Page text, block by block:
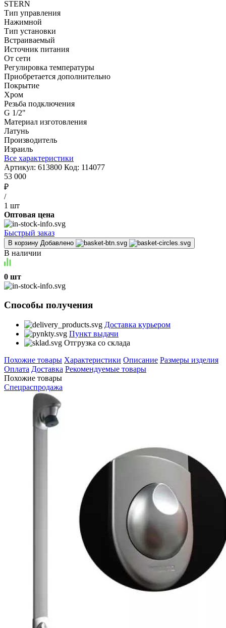
STERN
Тип управления
Нажимной
Тип установки
Встраиваемый
Источник питания
От сети
Регулировка температуры
Приобретается дополнительно
Покрытие
Хром
Резьба подключения
G 1/2"
Материал изготовления
Латунь
Производитель
Израиль
Все характеристики
Артикул: 613800 Код: 114077
53 000
₽
/
1 шт
Оптовая цена
Быстрый заказ
В корзину Добавлено
В наличии
0 шт
Способы получения
Доставка курьером
Пункт выдачи
Отгрузка со склада
Похожие товары Характеристики Описание Размеры изделия
Оплата Доставка Рекомендуемые товары
Похожие товары
Спецраспродажа